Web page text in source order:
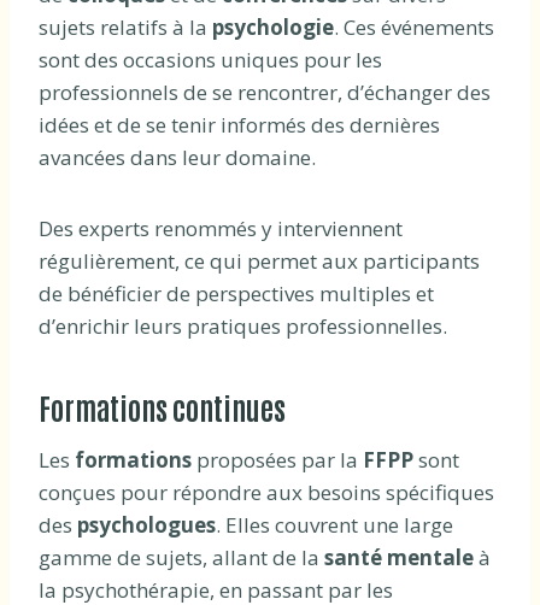
sujets relatifs à la psychologie. Ces événements
sont des occasions uniques pour les
professionnels de se rencontrer, d’échanger des
idées et de se tenir informés des dernières
avancées dans leur domaine.
Des experts renommés y interviennent
régulièrement, ce qui permet aux participants
de bénéficier de perspectives multiples et
d’enrichir leurs pratiques professionnelles.
Formations continues
Les formations proposées par la FFPPsont
conçues pour répondre aux besoins spécifiques
des psychologues. Elles couvrent une large
gamme de sujets, allant de la santé mentaleà
la psychothérapie, en passant par les